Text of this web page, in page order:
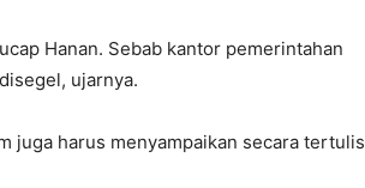
Hanan. Sebab kantor pemerintahan
ujarnya.
juga harus menyampaikan secara tertulis